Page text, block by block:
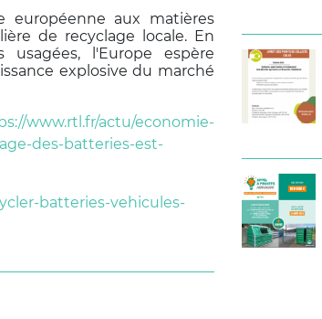
européenne aux matières
de recyclage locale. En
l'Europe espère
explosive du marché
www.rtl.fr/actu/economie-
des-batteries-est-
batteries-vehicules-